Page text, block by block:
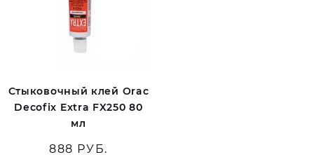
Стыковочный клей Orac
Decofix Extra FX250 80
мл
888 РУБ.